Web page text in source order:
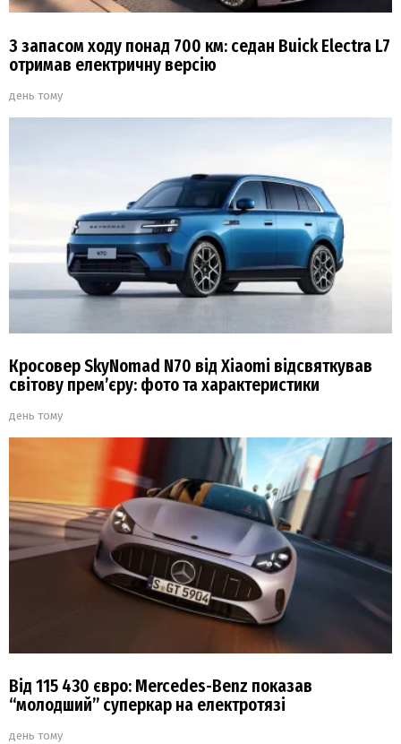
З запасом ходу понад 700 км: седан Buick Electra L7
отримав електричну версію
день тому
Кросовер SkyNomad N70 від Xiaomi відсвяткував
світову прем’єру: фото та характеристики
день тому
Від 115 430 євро: Mercedes-Benz показав
“молодший” суперкар на електротязі
день тому